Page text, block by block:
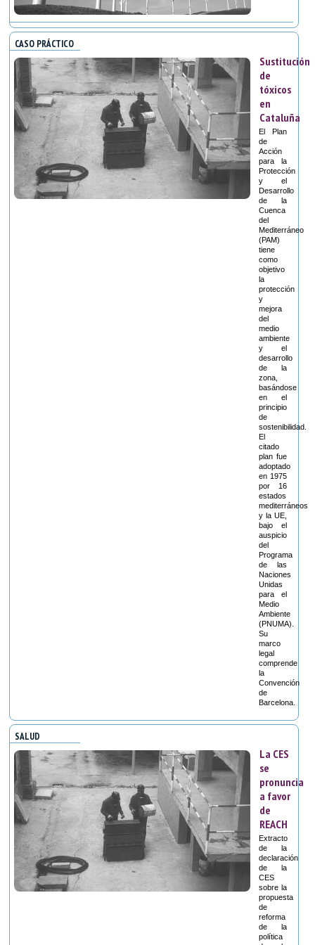
CASO PRÁCTICO
Sustitución
de
tóxicos
en
Cataluña
El Plan
de
Acción
para la
Protección
y el
Desarrollo
de la
Cuenca
del
Mediterráneo
(PAM)
tiene
como
objetivo
la
protección
y
mejora
del
medio
ambiente
y el
desarrollo
de la
zona,
basándose
en el
principio
de
sostenibilidad.
El
citado
plan fue
adoptado
en 1975
por 16
estados
mediterráneos
y la UE,
bajo el
auspicio
del
Programa
de las
Naciones
Unidas
para el
Medio
Ambiente
(PNUMA).
Su
marco
legal
comprende
la
Convención
de
Barcelona.
SALUD
La CES
se
pronuncia
a favor
de
REACH
Extracto
de la
declaración
de la
CES
sobre la
propuesta
de
reforma
de la
política